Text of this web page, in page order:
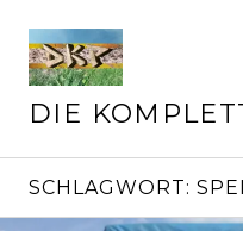
zum
Inhalt
DIE
SCHLAGWORT: